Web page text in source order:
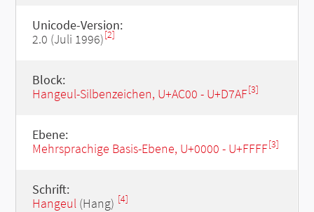
Unicode-Version:
2.0 (Juli 1996)[2]
Block:
Hangeul-Silbenzeichen, U+AC00 - U+D7AF[3]
Ebene:
Mehrsprachige Basis-Ebene, U+0000 - U+FFFF[3]
Schrift:
Hangeul(Hang) [4]